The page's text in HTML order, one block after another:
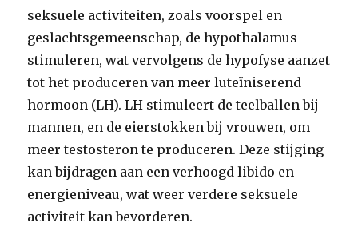
seksuele activiteiten, zoals voorspel en
geslachtsgemeenschap, de hypothalamus
stimuleren, wat vervolgens de hypofyse aanzet
tot het produceren van meer luteïniserend
hormoon (LH). LH stimuleert de teelballen bij
mannen, en de eierstokken bij vrouwen, om
meer testosteron te produceren. Deze stijging
kan bijdragen aan een verhoogd libido en
energieniveau, wat weer verdere seksuele
activiteit kan bevorderen.